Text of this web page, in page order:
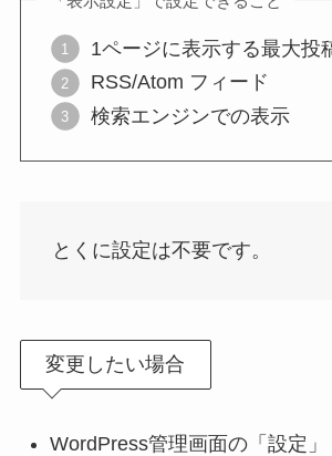
1ページに表示する最大投
RSS/Atom フィード
検索エンジンでの表示
とくに設定は不要です。
変更したい場合
WordPress管理画面の「設定」